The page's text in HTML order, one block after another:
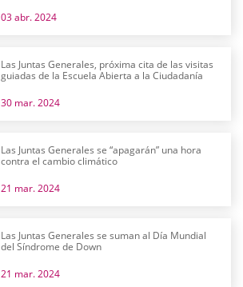
03 abr. 2024
Las Juntas Generales, próxima cita de las visitas
guiadas de la Escuela Abierta a la Ciudadanía
30 mar. 2024
Las Juntas Generales se “apagarán” una hora
contra el cambio climático
21 mar. 2024
Las Juntas Generales se suman al Día Mundial
del Síndrome de Down
21 mar. 2024